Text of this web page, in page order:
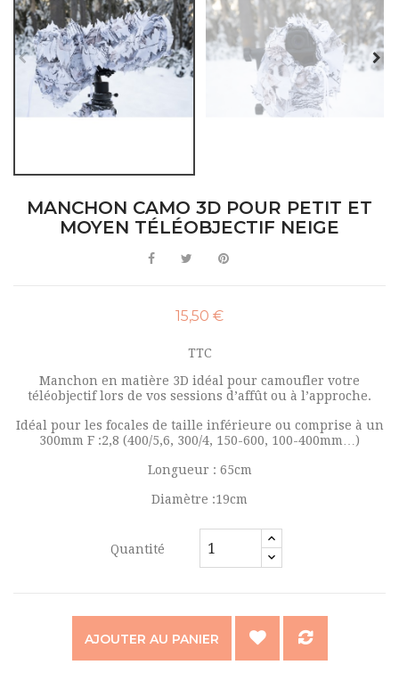
MANCHON CAMO 3D POUR PETIT ET
MOYEN TÉLÉOBJECTIF NEIGE
15,50 €
TTC
Manchon en matière 3D idéal pour camoufler votre
téléobjectif lors de vos sessions d’affût ou à l’approche.
Idéal pour les focales de taille inférieure ou comprise à un
300mm F :2,8 (400/5,6, 300/4, 150-600, 100-400mm…)
Longueur : 65cm
Diamètre :19cm
Quantité
AJOUTER AU PANIER